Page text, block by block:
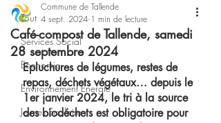
Tout
Services Social
Economie
Environnement Energie
Jeunes Scolaire
Café-compost de Tallende, samedi
28 septembre 2024
Commune de Tallende
4 sept. 2024 1 min de lecture
Epluchures de légumes, restes de
repas, déchets végétaux… depuis le
1er janvier 2024, le tri à la source
des biodéchets est obligatoire pour